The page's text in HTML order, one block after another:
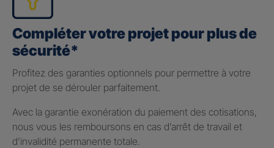
Compléter votre projet pour plus de
sécurité*
Profitez des garanties optionnels pour permettre à votre
projet de se dérouler parfaitement.
Avec la garantie exonération du paiement des cotisations,
nous vous les remboursons en cas d’arrêt de travail et
d’invalidité permanente totale.